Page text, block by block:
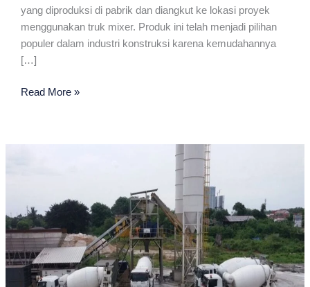
yang diproduksi di pabrik dan diangkut ke lokasi proyek
menggunakan truk mixer. Produk ini telah menjadi pilihan
populer dalam industri konstruksi karena kemudahannya
[…]
Jayamix
Read More »